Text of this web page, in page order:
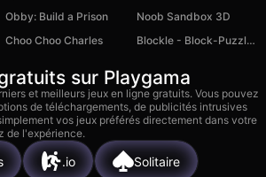
Obby: Build a Prison
Noob Sandbox 3D
Choo Choo Charles Blockle - Block-Puzzle Journey
sur Playgama
et meilleurs jeux en ligne gratuits. Vous pouvez
de téléchargements, de publicités intrusives
vos jeux préférés directement dans votre
de l'expérience.
.io Solitaire